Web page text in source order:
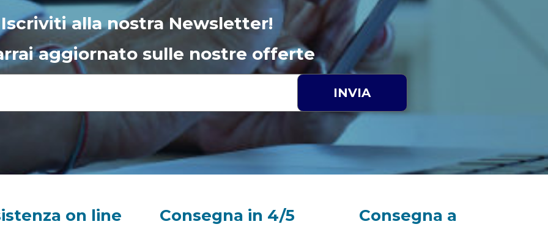
Iscriviti alla nostra Newsletter!
aggiornato sulle nostre offerte
INVIA
on line
Consegna in 4/5
Consegna a